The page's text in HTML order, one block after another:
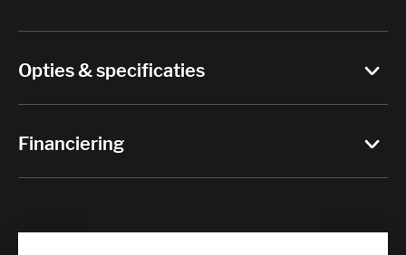
Opties & specificaties
Financiering